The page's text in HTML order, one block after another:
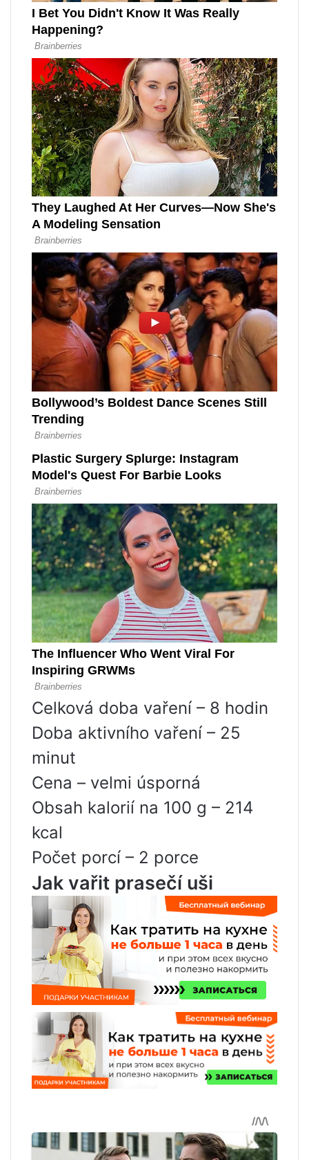
Celková doba vaření – 8 hodin
Doba aktivního vaření – 25
minut
Cena – velmi úsporná
Obsah kalorií na 100 g – 214
kcal
Počet porcí – 2 porce
Jak vařit prasečí uši